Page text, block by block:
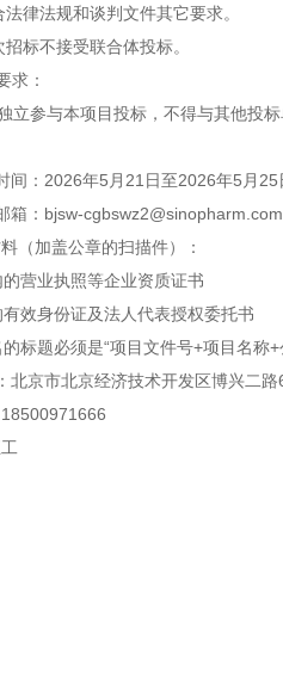
律法规和谈判文件其它要求。
标不接受联合体投标。
求：
立参与本项目投标，不得与其他投
间：2026年5月21 日至2026年5月25
箱： bjsw-cgbswz2@sinopharm.com
（加盖公章的扫描件）：
营业执照等企业资质证书
效身份证及法人代表授权委托书
标题必须是“项目文件号+项目名称
北京市北京经济技术开发区博兴二路